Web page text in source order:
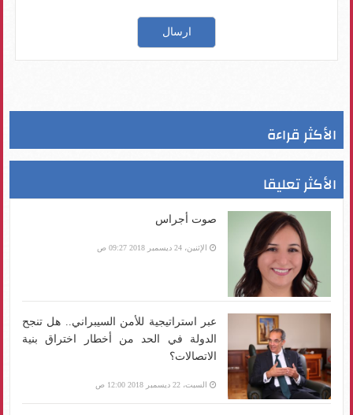
الأكثر قراءة
الأكثر تعليقا
صوت أجراس
الإثنين، 24 ديسمبر 2018 09:27 ص
عبر استراتيجية للأمن السيبراني.. هل تنجح
الدولة في الحد من أخطار اختراق بنية
الاتصالات؟
السبت، 22 ديسمبر 2018 12:00 ص